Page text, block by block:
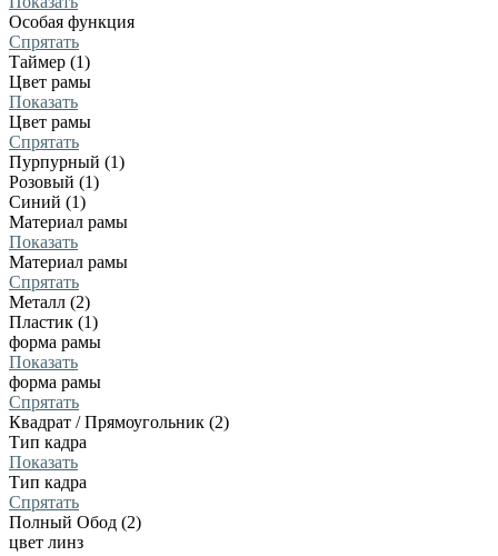
Особая функция
Спрятать
Таймер (1)
Цвет рамы
Показать
Цвет рамы
Спрятать
Пурпурный (1)
Розовый (1)
Синий (1)
Материал рамы
Показать
Материал рамы
Спрятать
Металл (2)
Пластик (1)
форма рамы
Показать
форма рамы
Спрятать
Квадрат / Прямоугольник (2)
Тип кадра
Показать
Тип кадра
Спрятать
Полный Обод (2)
цвет линз